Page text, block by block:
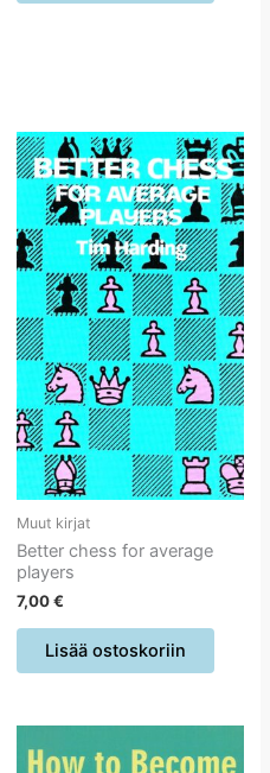
Muut kirjat
Better chess for average
players
7,00€
Lisää ostoskoriin